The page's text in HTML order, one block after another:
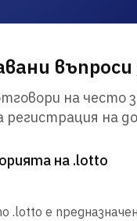
на често
регистрация на
на .lotto
.lotto е